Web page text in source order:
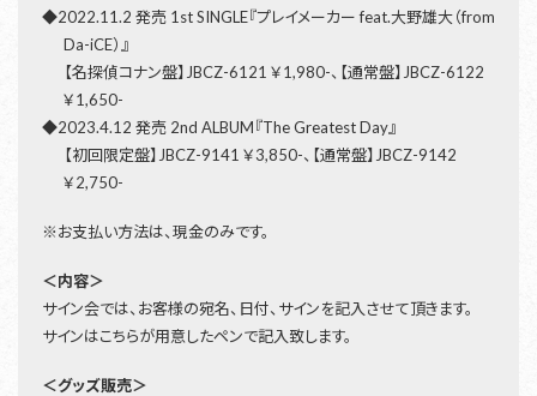
◆2022.11.2 発売 1st SINGLE『プレイメーカー feat.大野雄大（from
Da-iCE）』
【名探偵コナン盤】JBCZ-6121 ￥1,980-、【通常盤】JBCZ-6122
￥1,650-
◆2023.4.12 発売 2nd ALBUM『The Greatest Day』
【初回限定盤】JBCZ-9141 ￥3,850-、【通常盤】JBCZ-9142
￥2,750-
※お支払い方法は、現金のみです。
＜内容＞
サイン会では、お客様の宛名、日付、サインを記入させて頂きます。
サインはこちらが用意したペンで記入致します。
＜グッズ販売＞